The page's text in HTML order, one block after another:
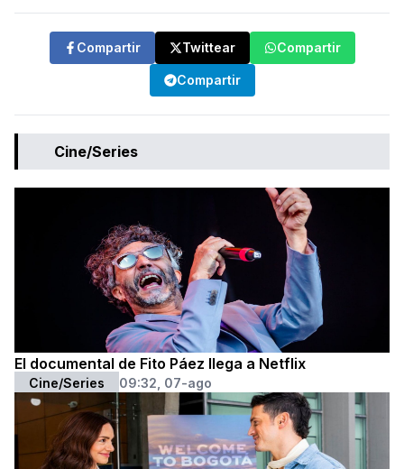
Compartir Twittear Compartir
Compartir
Cine/Series
El documental de Fito Páez llega a Netflix
Cine/Series 09:32, 07-ago